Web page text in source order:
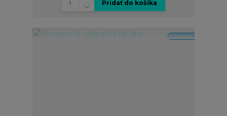
Pridať do košíka
Novinka